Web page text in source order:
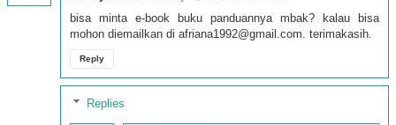
bisa minta e-book buku panduannya mbak? kalau bisa
mohon diemailkan di afriana1992@gmail.com. terimakasih.
Reply
Replies